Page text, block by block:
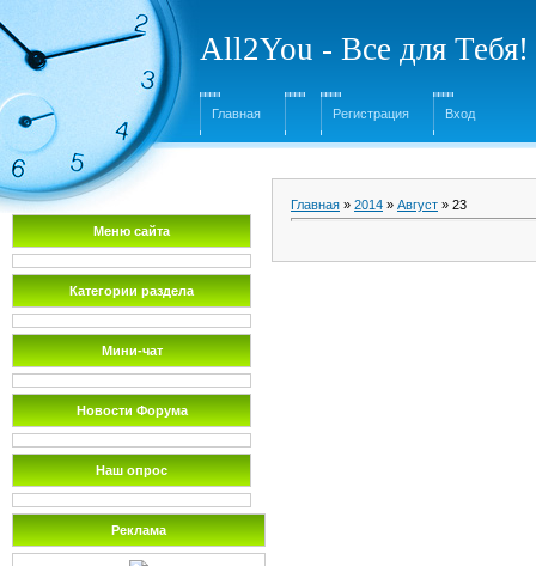
All2You - Все для Тебя!
Главная Регистрация Вход
Меню сайта
Категории раздела
Мини-чат
Новости Форума
Наш опрос
Реклама
Главная » 2014 » Август » 23